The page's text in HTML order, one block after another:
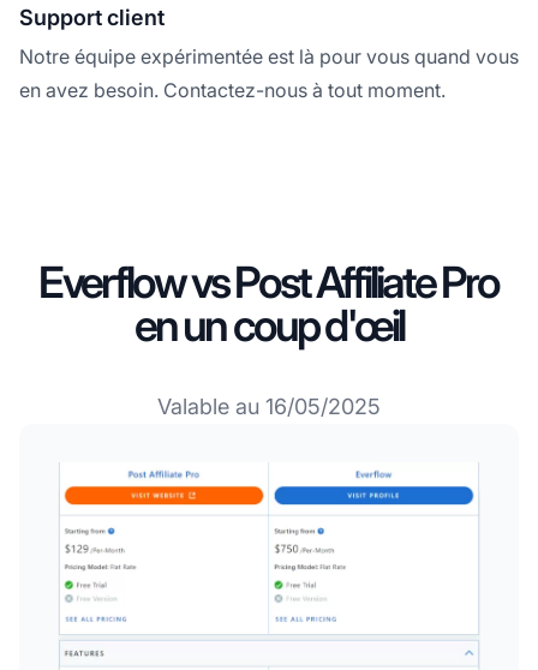
Support client
Notre équipe expérimentée est là pour vous quand vous
en avez besoin. Contactez-nous à tout moment.
Everflow vs Post Affiliate Pro
en un coup d'œil
Valable au 16/05/2025